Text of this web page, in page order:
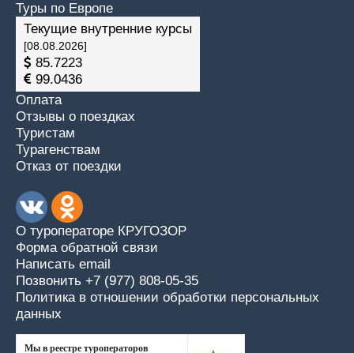
Туры по Европе
Текущие внутренние курсы
[08.08.2026]
85.7223
99.0436
Оплата
Отзывы о поездках
Туристам
Турагенствам
Отказ от поездки
О туроператоре КРУГОЗОР
Форма обратной связи
Написать email
Позвонить +7 (977) 808-05-35
Политика в отношении обработки персональных
данных
Мы в реестре туроператоров